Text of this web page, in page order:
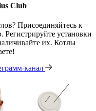
Club
Присоединяйтесь к
установки
их. Котлы
канал